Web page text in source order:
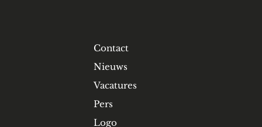
Contact
Nieuws
Vacatures
Pers
Logo